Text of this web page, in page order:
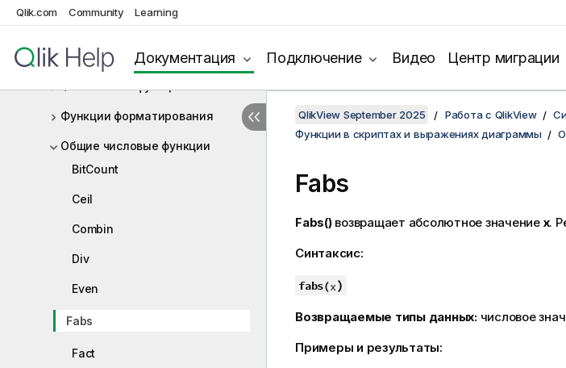
Qlik.com Community Learning
Документация Подключение Видео Центр миграции
Функции поля
Функции файлов
Функции форматирования
Общие числовые функции
BitCount
Ceil
Combin
Div
Even
Fabs
Fact
QlikView September 2025 Работа с QlikView
Функции в скриптах и выражениях диаграммы
Fabs
Fabs()возвращает абсолютное значение x.
Синтаксис:
fabs(x)
Возвращаемые типы данных: числовое
Примеры и результаты: